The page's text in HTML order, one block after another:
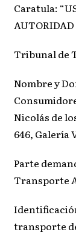
Caratula:
Tribunal de
Nombre y
Nicolás de
646, Galería
Parte
Transporte
transporte